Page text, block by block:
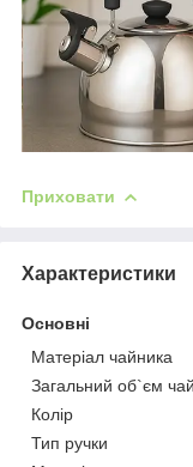
Приховати
Характеристики
Основні
Матеріал чайника
Загальний об`єм
Колір
Тип ручки